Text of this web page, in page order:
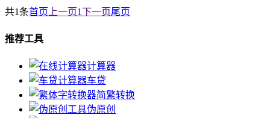
共1条首页 上一页1下一页尾页
推荐工具
计算器
车贷
简繁转换
伪原创